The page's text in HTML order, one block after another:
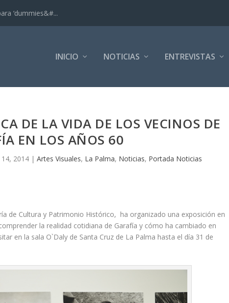
‘dummies&#...
INICIO NOTICIAS ENTREVISTAS
DE LA VIDA DE LOS VECINOS DE
EN LOS AÑOS 60
14, 2014| Artes Visuales, La Palma, Noticias, Portada Noticias
de Cultura y Patrimonio Histórico, ha organizado una exposición en
la realidad cotidiana de Garafía y cómo ha cambiado en
en la sala O`Daly de Santa Cruz de La Palma hasta el día 31 de